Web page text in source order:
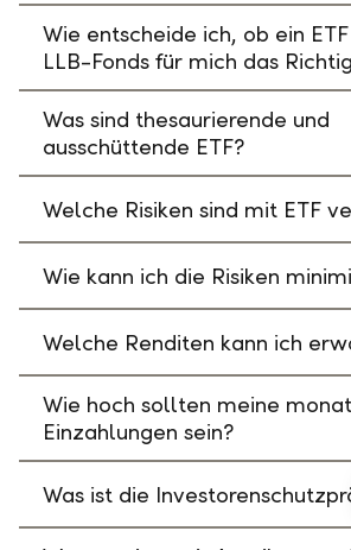
Wie entscheide ich, ob ein
LLB-Fonds für mich das
Was sind thesaurierende und
ausschüttende ETF?
Welche Risiken sind mit ETF
Wie kann ich die Risiken
Welche Renditen kann ich
Wie hoch sollten meine
Einzahlungen sein?
Was ist die